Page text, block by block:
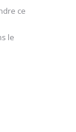
ce
le